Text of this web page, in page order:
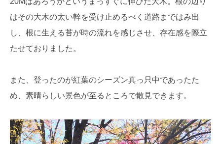
はその大木の太い幹を受け止めるべく道路まではみ出
し、根に生える苔が時の流れを感じさせ、存在感を際立
たせておりました。
また、登ったのが紅葉のシーズン真っ只中であったた
め、素晴らしい景色が至るところで散見できます。